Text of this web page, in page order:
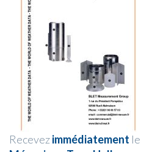
Recevezimmédiatement